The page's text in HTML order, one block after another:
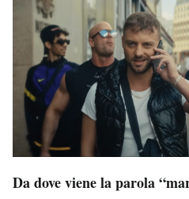
Da dove viene la parola